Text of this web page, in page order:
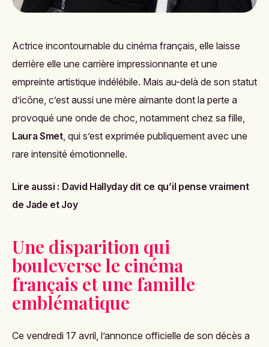
Actrice incontournable du cinéma français, elle laisse
derrière elle une carrière impressionnante et une
empreinte artistique indélébile. Mais au-delà de son statut
d’icône, c’est aussi une mère aimante dont la perte a
provoqué une onde de choc, notamment chez sa fille,
Laura Smet, qui s’est exprimée publiquement avec une
rare intensité émotionnelle.
Lire aussi : David Hallyday dit ce qu’il pense vraiment
de Jade et Joy
Une disparition qui
bouleverse le cinéma
français et une famille
emblématique
Ce vendredi 17 avril, l’annonce officielle de son décès a